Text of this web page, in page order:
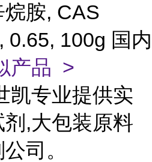
烷胺, CAS
0.65, 100g 国内
产品 >
凯专业提供实
,大包装原料
司。